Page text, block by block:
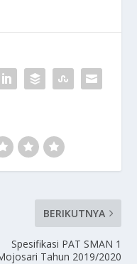
BERIKUTNYA
Spesifikasi PAT SMAN 1
Tahun 2019/2020